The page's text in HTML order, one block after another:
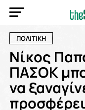
ΠΟΛΙΤΙΚΗ
Νίκος
ΠΑΣΟΚ
να